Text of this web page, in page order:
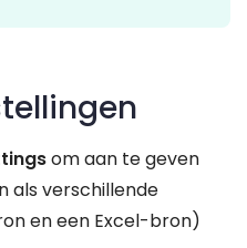
om aan te geven
als verschillende
en een Excel-bron)